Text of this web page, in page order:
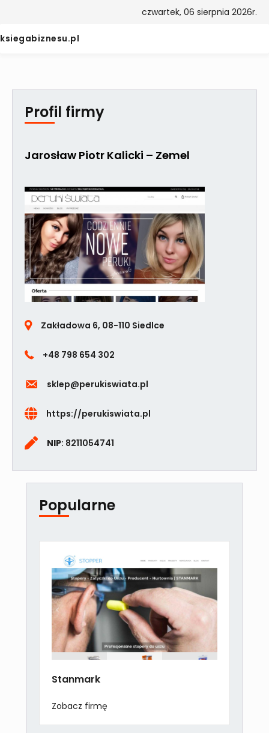
czwartek, 06 sierpnia 2026r.
ksiegabiznesu.pl
Profil firmy
Jarosław Piotr Kalicki – Zemel
Zakładowa 6, 08-110 Siedlce
+48 798 654 302
sklep@perukiswiata.pl
https://perukiswiata.pl
NIP: 8211054741
Popularne
Stanmark
Zobacz firmę